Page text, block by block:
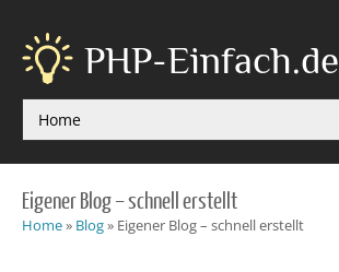
PHP-Einfach.de
Eigener Blog – schnell erstellt
Home» Blog» Eigener Blog – schnell erstellt